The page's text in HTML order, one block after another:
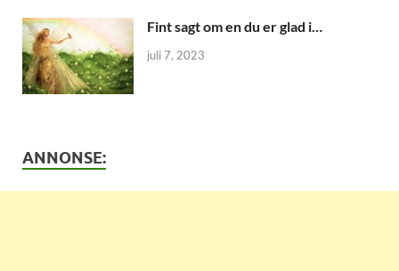
Fint sagt om en du er glad i…
juli 7, 2023
ANNONSE: